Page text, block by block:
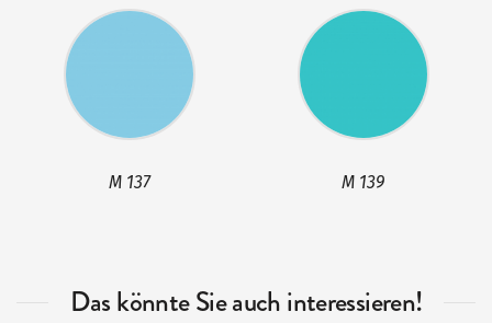
M 137 M 139
Das könnte Sie auch interessieren!